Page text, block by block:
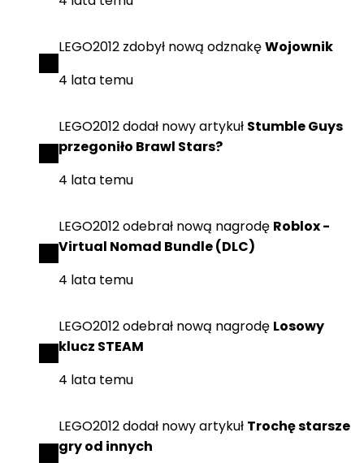
LEGO2012 zdobył nową odznakęWojownik
4 lata temu
LEGO2012dodał nowy artykuł Stumble Guys
przegoniło Brawl Stars?
4 lata temu
LEGO2012odebrał nową nagrodę Roblox -
Virtual Nomad Bundle (DLC)
4 lata temu
LEGO2012odebrał nową nagrodę Losowy
klucz STEAM
4 lata temu
LEGO2012dodał nowy artykuł Trochę starsze
gry od innych